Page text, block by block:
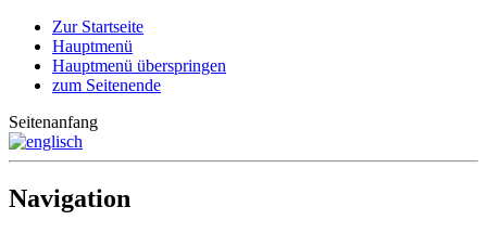
Zur Startseite
Hauptmenü
Hauptmenü überspringen
zum Seitenende
Seitenanfang
Navigation